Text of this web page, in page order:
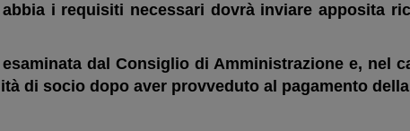
i requisiti necessari dovrà inviare apposita
dal Consiglio di Amministrazione e, nel
di socio dopo aver provveduto al pagamento